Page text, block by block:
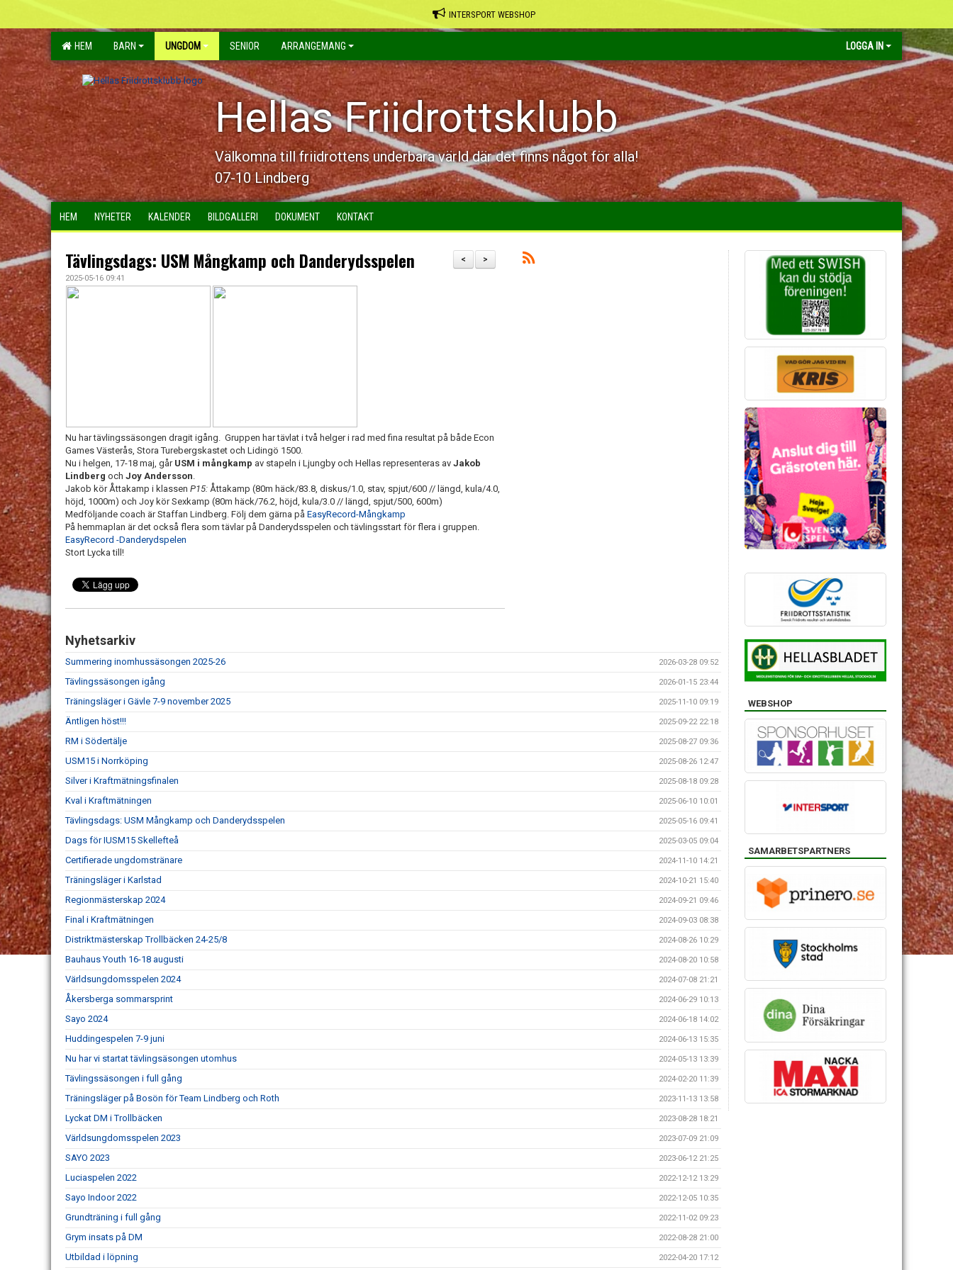
INTERSPORT WEBSHOP
HEM BARN UNGDOM SENIOR ARRANGEMANG LOGGA IN
Hellas Friidrottsklubb
Välkomna till friidrottens underbara värld där det finns något för alla!
07-10 Lindberg
HEM NYHETER KALENDER BILDGALLERI DOKUMENT KONTAKT
>
<
Tävlingsdags: USM Mångkamp och Danderydsspelen
2025-05-16 09:41
Nu har tävlingssäsongen dragit igång. Gruppen har tävlat i två helger i rad med fina resultat på både Econ
Games Västerås, Stora Turebergskastet och Lidingö 1500.
Nu i helgen, 17-18 maj, går USM i mångkamp av stapeln i Ljungby och Hellas representeras av Jakob
Lindberg och Joy Andersson.
Jakob kör Åttakamp i klassen P15: Åttakamp (80m häck/83.8, diskus/1.0, stav, spjut/600 // längd, kula/4.0,
höjd, 1000m) och Joy kör Sexkamp (80m häck/76.2, höjd, kula/3.0 // längd, spjut/500, 600m)
Medföljande coach är Staffan Lindberg. Följ dem gärna på EasyRecord-Mångkamp
På hemmaplan är det också flera som tävlar på Danderydsspelen och tävlingsstart för flera i gruppen.
EasyRecord -Danderydspelen
Stort Lycka till!
Nyhetsarkiv
Summering inomhussäsongen 2025-26 2026-03-28 09:52
Tävlingssäsongen igång 2026-01-15 23:44
Träningsläger i Gävle 7-9 november 2025 2025-11-10 09:19
Äntligen höst!!! 2025-09-22 22:18
RM i Södertälje 2025-08-27 09:36
USM15 i Norrköping 2025-08-26 12:47
Silver i Kraftmätningsfinalen 2025-08-18 09:28
Kval i Kraftmätningen 2025-06-10 10:01
Tävlingsdags: USM Mångkamp och Danderydsspelen 2025-05-16 09:41
Dags för IUSM15 Skellefteå 2025-03-05 09:04
Certifierade ungdomstränare 2024-11-10 14:21
Träningsläger i Karlstad 2024-10-21 15:40
Regionmästerskap 2024 2024-09-21 09:46
Final i Kraftmätningen 2024-09-03 08:38
Distriktmästerskap Trollbäcken 24-25/8 2024-08-26 10:29
Bauhaus Youth 16-18 augusti 2024-08-20 10:58
Världsungdomsspelen 2024 2024-07-08 21:21
Åkersberga sommarsprint 2024-06-29 10:13
Sayo 2024 2024-06-18 14:02
Huddingespelen 7-9 juni 2024-06-13 15:35
Nu har vi startat tävlingsäsongen utomhus 2024-05-13 13:39
Tävlingssäsongen i full gång 2024-02-20 11:39
Träningsläger på Bosön för Team Lindberg och Roth 2023-11-13 13:58
Lyckat DM i Trollbäcken 2023-08-28 18:21
Världsungdomsspelen 2023 2023-07-09 21:09
SAYO 2023 2023-06-12 21:25
Luciaspelen 2022 2022-12-12 13:29
Sayo Indoor 2022 2022-12-05 10:35
Grundträning i full gång 2022-11-02 09:23
Grym insats på DM 2022-08-28 21:00
Utbildad i löpning 2022-04-20 17:12
WEBSHOP
SAMARBETSPARTNERS